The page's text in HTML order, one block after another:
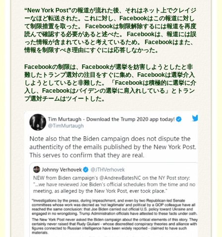
“New York Post”の報道が流れた後、それはネット上でクレイジ
ーなほど転送された。これに対し、Facebookはこの報道に対し
て制限措置を取った。 Facebookは制限解除するには報道を再度
読んで確認する必要があると述べた。 Facebookは、報道には誤
った情報が含まれていると考えているため。 Facebookはまた、
情報を制限すべき理由にすぐには応答しなかった。
Facebookの制限は、Facebookが選挙を妨害しようとしたと非
難したトランプ選対の注目をすぐに集め、Facebookは選挙介入
しようとしていると非難した。 「Facebookは積極的に選挙に介
入し、Facebookはバイデンの選挙に肩入れしている」とトラン
プ選対チームはツイートした。